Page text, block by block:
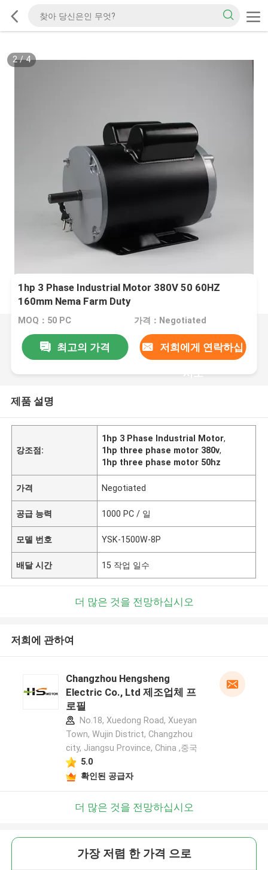
2/4
1hp 3 Phase Industrial Motor 380V 50 60HZ
160mm Nema Farm Duty
MOQ：50 PC 가격：Negotiated
최고의 가격 저희에게 연락하십
시오
제품 설명
강조점:
1hp 3 Phase Industrial Motor,
1hp three phase motor 380v,
1hp three phase motor 50hz
가격 Negotiated
공급 능력 1000 PC / 일
모델 번호 YSK-1500W-8P
배달 시간 15 작업 일수
더 많은 것을 전망하십시오
저희에 관하여
Changzhou Hengsheng
Electric Co., Ltd 제조업체 프
로필
No.18, Xuedong Road, Xueyan
Town, Wujin District, Changzhou
city, Jiangsu Province, China ,중국
5.0
확인된 공급자
더 많은 것을 전망하십시오
가장 저렴 한 가격 으로